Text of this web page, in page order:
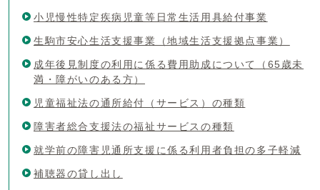
小児慢性特定疾病児童等日常生活用具給付事業
生駒市安心生活支援事業（地域生活支援拠点事業）
成年後見制度の利用に係る費用助成について（65歳未
満・障がいのある方）
児童福祉法の通所給付（サービス）の種類
障害者総合支援法の福祉サービスの種類
就学前の障害児通所支援に係る利用者負担の多子軽減
補聴器の貸し出し